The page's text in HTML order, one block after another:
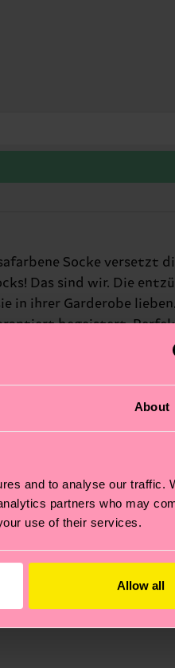
About
and to analyse our traffic.
partners who may
use of their services.
Allow all
Socke versetzt
Das sind wir. Die
in ihrer Garderobe
begeistert.
die
Nachhaltigkeitsseite.
findest duhier. Die
von der lokalen
häufigsten gestellten